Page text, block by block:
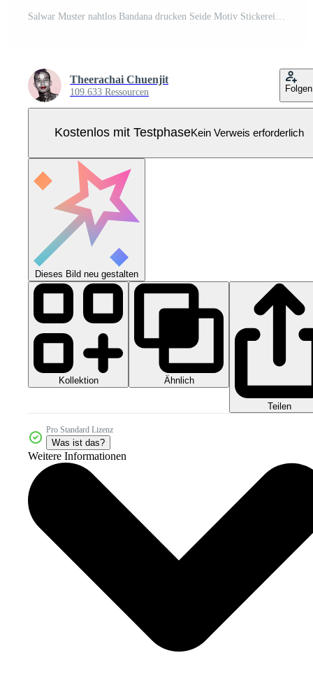
Theerachai Chuenjit
109.633 Ressourcen Folgen
Kostenlos mit TestphaseKein Verweis erforderlich
Dieses Bild neu gestalten
Kollektion Ähnlich
Teilen
Pro Standard Lizenz
Was ist das?
Weitere Informationen